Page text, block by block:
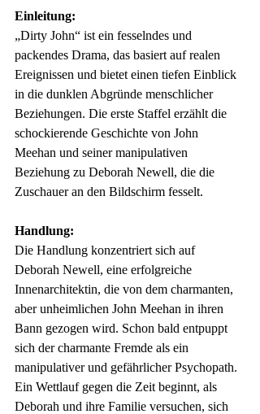
Einleitung:
„Dirty John“ ist ein fesselndes und
packendes Drama, das basiert auf realen
Ereignissen und bietet einen tiefen Einblick
in die dunklen Abgründe menschlicher
Beziehungen. Die erste Staffel erzählt die
schockierende Geschichte von John
Meehan und seiner manipulativen
Beziehung zu Deborah Newell, die die
Zuschauer an den Bildschirm fesselt.
Handlung:
Die Handlung konzentriert sich auf
Deborah Newell, eine erfolgreiche
Innenarchitektin, die von dem charmanten,
aber unheimlichen John Meehan in ihren
Bann gezogen wird. Schon bald entpuppt
sich der charmante Fremde als ein
manipulativer und gefährlicher Psychopath.
Ein Wettlauf gegen die Zeit beginnt, als
Deborah und ihre Familie versuchen, sich